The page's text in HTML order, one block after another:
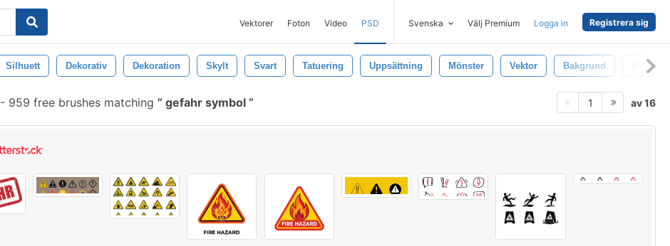
Vektorer Foton Video PSD Svenska Välj Premium Logga in Registrera sig
Silhuett Dekorativ Dekoration Skylt Svart Tatuering Uppsättning Mönster Vektor Bakgrund Keltiska
- 959 free brushes matching gefahr symbol 1 av 16